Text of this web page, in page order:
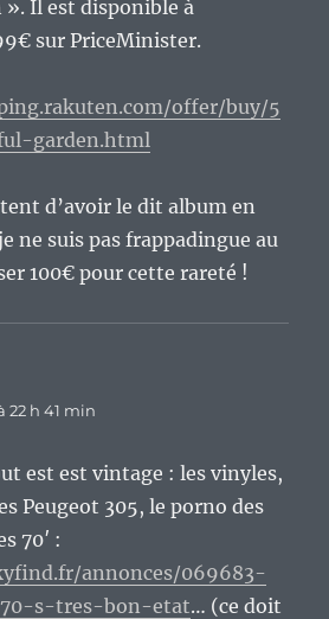
». Il est disponible à
sur PriceMinister.
offer/buy/5
garden.html
d’avoir le dit album en
ne suis pas frappadingue au
100€ pour cette rareté !
22 h 41 min
est est vintage : les vinyles,
Peugeot 305, le porno des
70′ :
annonces/069683-
s-tres-bon-etat… (ce doit